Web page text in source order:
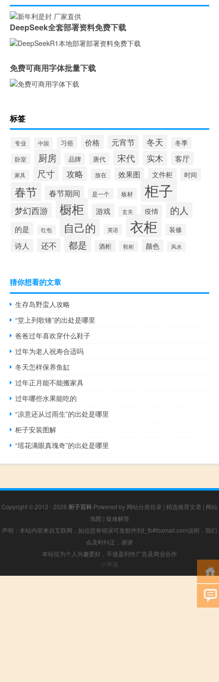
DeepSeek全套部署资料免费下载
免费可商用字体批量下载
标签
专业 中国 习俗 价格 元宵节 冬天 冬季
卧室 厨房 品牌 唐代 宋代 实木 客厅
家具 尺寸 攻略 放在 效果图 文件柜 时间
春节 春节期间 是一个 板材 柜子
梦幻西游 橱柜 游戏 玄关 疫情 的人
的是 红包 自己的 英语 衣柜 装修
诗人 还不 都是 酒柜 鞋柜 颜色 风水
猜你想看的文章
生存岛野蛮人攻略
“堂上列歌锺”的出处是哪里
爸爸过年喜欢穿什么鞋子
过年为老人祝寿合适吗
冬天怎样保养鱼缸
过年正月能不能搬家具
过年哪些水果能吃的
“凉意还从过雨生”的出处是哪里
柜子安装图解
“瑶花满眼真瑰奇”的出处是哪里
Copyright © 2012 - 2026 柜子百科 Powered by 网站分类目录 | 精选推荐文章 | 网站
地图 | 疑难解答
声明：本站内容来自互联网，如信息有错误可发邮件到f_fb#foxmail.com说明，我们
会及时纠正，谢谢
本站仅为个人兴趣爱好，不接盈利性广告及商业合作
小男孩